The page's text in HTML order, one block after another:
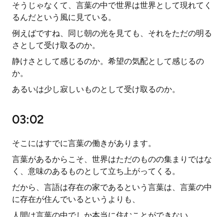
そうじゃなくて、言葉の中で世界は世界として現れてく
るんだという風に見ている。
例えばですね、同じ朝の光を見ても、それをただの明る
さとして受け取るのか。
静けさとして感じるのか。希望の気配として感じるの
か。
あるいは少し寂しいものとして受け取るのか。
03:02
そこにはすでに言葉の働きがあります。
言葉があるからこそ、世界はただのものの集まりではな
く、意味のあるものとして立ち上がってくる。
だから、言語は存在の家であるという言葉は、言葉の中
に存在が住んでいるというよりも、